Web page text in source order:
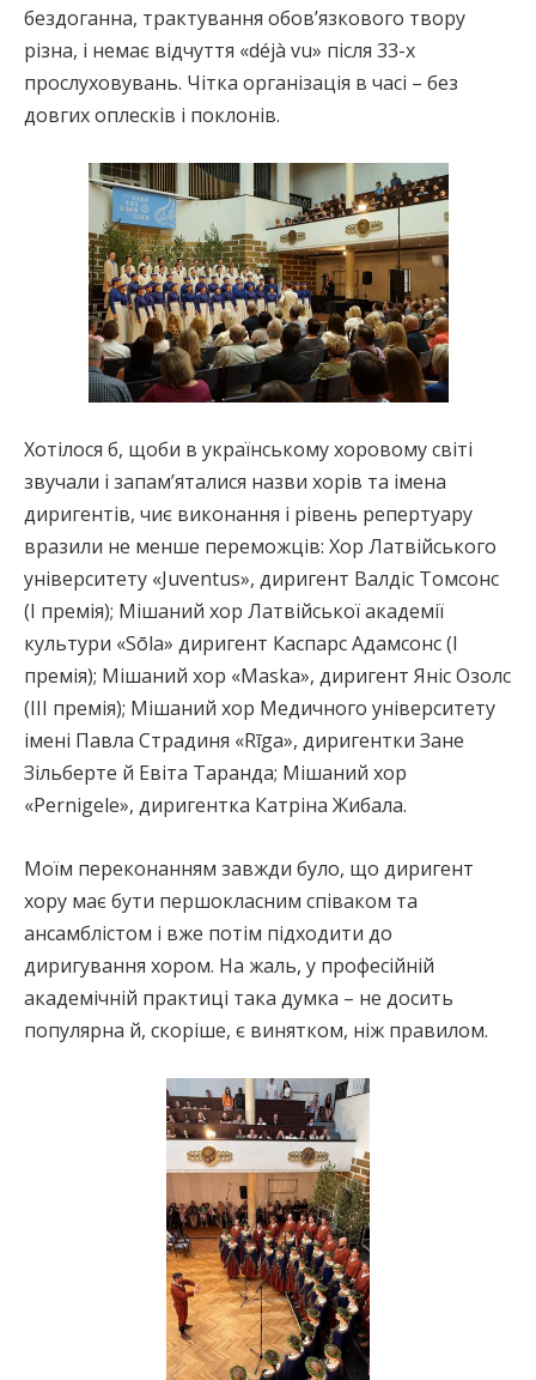
бездоганна, трактування обов’язкового твору
різна, і немає відчуття «déjà vu» після 33-х
прослуховувань. Чітка організація в часі – без
довгих оплесків і поклонів.
Хотілося б, щоби в українському хоровому світі
звучали і запамʼяталися назви хорів та імена
диригентів, чиє виконання і рівень репертуару
вразили не менше переможців: Хор Латвійського
університету «Juventus», диригент Валдіс Томсонс
(І премія); Мішаний хор Латвійської академії
культури «Sōla» диригент Каспарс Адамсонс (І
премія); Мішаний хор «Maska», диригент Яніс Озолс
(ІІІ премія); Мішаний хор Медичного університету
імені Павла Страдиня «Rīga», диригентки Зане
Зільберте й Евіта Таранда; Мішаний хор
«Pernigele», диригентка Катріна Жибала.
Моїм переконанням завжди було, що диригент
хору має бути першокласним співаком та
ансамблістом і вже потім підходити до
диригування хором. На жаль, у професійній
академічній практиці така думка – не досить
популярна й, скоріше, є винятком, ніж правилом.